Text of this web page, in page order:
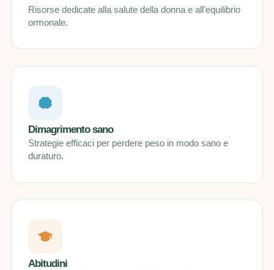
Risorse dedicate alla salute della donna e all'equilibrio
ormonale.
Dimagrimento sano
Strategie efficaci per perdere peso in modo sano e
duraturo.
Abitudini